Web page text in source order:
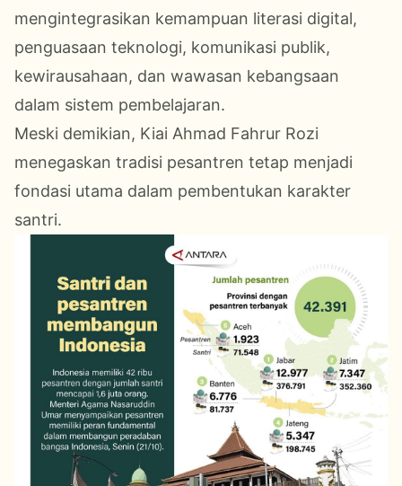
mengintegrasikan kemampuan literasi digital,
penguasaan teknologi, komunikasi publik,
kewirausahaan, dan wawasan kebangsaan
dalam sistem pembelajaran.
Meski demikian, Kiai Ahmad Fahrur Rozi
menegaskan tradisi pesantren tetap menjadi
fondasi utama dalam pembentukan karakter
santri.